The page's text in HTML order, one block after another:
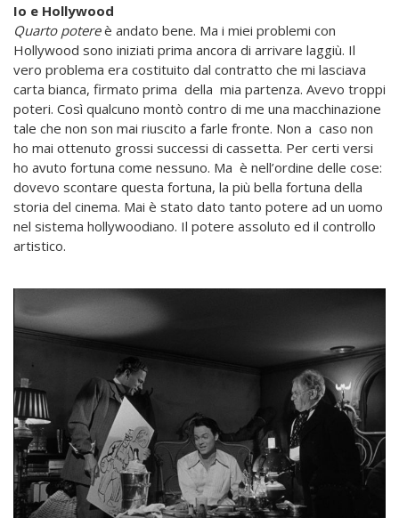
Io e Hollywood
Quarto potereè andato bene. Ma i miei problemi con
Hollywood sono iniziati prima ancora di arrivare laggiù. Il
vero problema era costituito dal contratto che mi lasciava
carta bianca, firmato prima della mia partenza. Avevo troppi
poteri. Così qualcuno montò contro di me una macchinazione
tale che non son mai riuscito a farle fronte. Non a caso non
ho mai ottenuto grossi successi di cassetta. Per certi versi
ho avuto fortuna come nessuno. Ma è nell’ordine delle cose:
dovevo scontare questa fortuna, la più bella fortuna della
storia del cinema. Mai è stato dato tanto potere ad un uomo
nel sistema hollywoodiano. Il potere assoluto ed il controllo
artistico.